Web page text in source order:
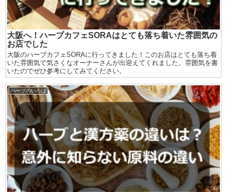
大阪へ！ハーブカフェSORAはとても落ち着いた雰囲気の
お店でした
大阪のハーブカフェSORAに行ってきました！このお店はとても落ち着
いた雰囲気で気さくなオーナーさんが出迎えてくれました。雰囲気を書
いたのでぜひ参考にしてみてください。
ハーブのいろは